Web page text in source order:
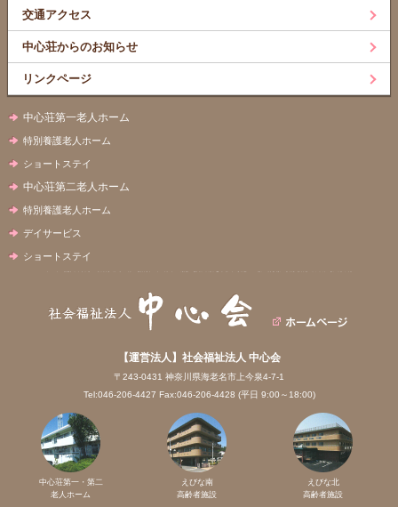
交通アクセス
中心荘からのお知らせ
リンクページ
中心荘第一老人ホーム
特別養護老人ホーム
ショートステイ
中心荘第二老人ホーム
特別養護老人ホーム
デイサービス
ショートステイ
【運営法人】社会福祉法人 中心会
〒243-0431 神奈川県海老名市上今泉4-7-1
Tel:046-206-4427 Fax:046-206-4428 (平日 9:00～18:00)
中心荘第一・第二
老人ホーム
えびな南
高齢者施設
えびな北
高齢者施設